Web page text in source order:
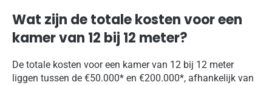
Wat zijn de totale kosten voor een
kamer van 12 bij 12 meter?
De totale kosten voor een kamer van 12 bij 12 meter
liggen tussen de €50.000* en €200.000*, afhankelijk van